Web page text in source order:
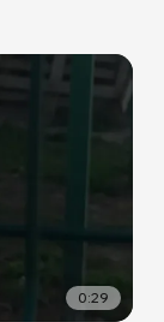
0:29